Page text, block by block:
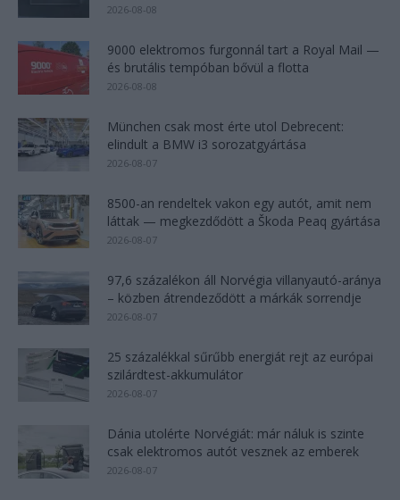
2026-08-08
9000 elektromos furgonnál tart a Royal Mail —
és brutális tempóban bővül a flotta
2026-08-08
München csak most érte utol Debrecent:
elindult a BMW i3 sorozatgyártása
2026-08-07
8500-an rendeltek vakon egy autót, amit nem
láttak — megkezdődött a Škoda Peaq gyártása
2026-08-07
97,6 százalékon áll Norvégia villanyautó-aránya
– közben átrendeződött a márkák sorrendje
2026-08-07
25 százalékkal sűrűbb energiát rejt az európai
szilárdtest-akkumulátor
2026-08-07
Dánia utolérte Norvégiát: már náluk is szinte
csak elektromos autót vesznek az emberek
2026-08-07